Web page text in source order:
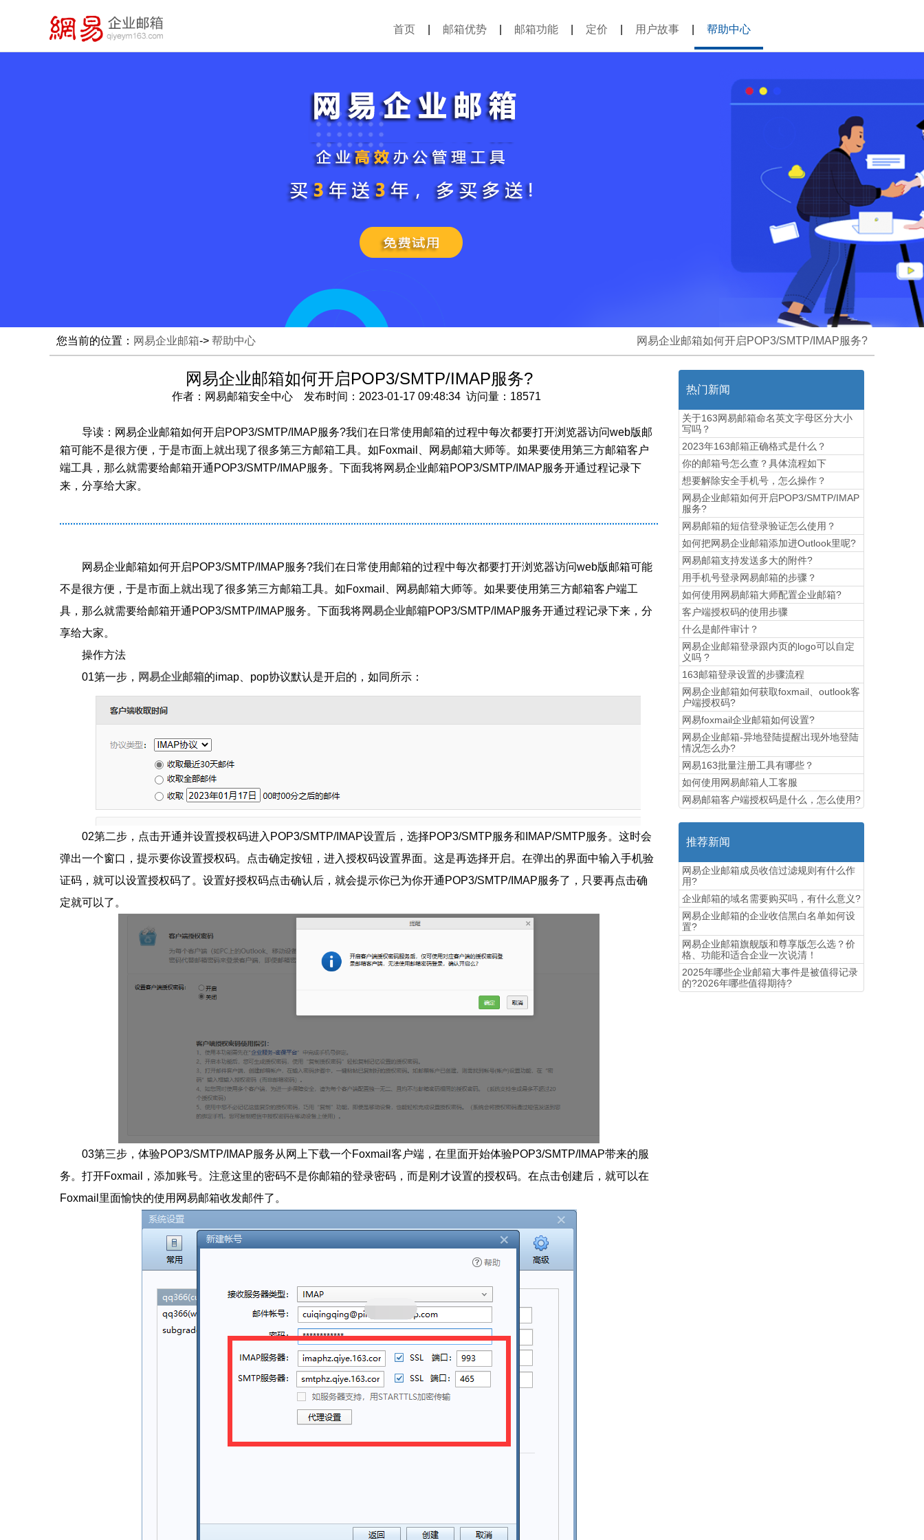
首页 邮箱优势 邮箱功能 定价 用户故事 帮助中心
您当前的位置： 网易企业邮箱-> 帮助中心 网易企业邮箱如何开启POP3/SMTP/IMAP服务?
网易企业邮箱如何开启POP3/SMTP/IMAP服务?
作者：网易邮箱安全中心 发布时间：2023-01-17 09:48:34 访问量：18571
导读：网易企业邮箱如何开启POP3/SMTP/IMAP服务?我们在日常使用邮箱的过程中每次都要打开浏览器访问web版邮
箱可能不是很方便，于是市面上就出现了很多第三方邮箱工具。如Foxmail、网易邮箱大师等。如果要使用第三方邮箱客户
端工具，那么就需要给邮箱开通POP3/SMTP/IMAP服务。下面我将网易企业邮箱POP3/SMTP/IMAP服务开通过程记录下
来，分享给大家。
网易企业邮箱如何开启POP3/SMTP/IMAP服务?我们在日常使用邮箱的过程中每次都要打开浏览器访问web版邮箱可能
不是很方便，于是市面上就出现了很多第三方邮箱工具。如Foxmail、网易邮箱大师等。如果要使用第三方邮箱客户端工
具，那么就需要给邮箱开通POP3/SMTP/IMAP服务。下面我将网易企业邮箱POP3/SMTP/IMAP服务开通过程记录下来，分
享给大家。
操作方法
01第一步， 网易企业邮箱的imap、pop协议默认是开启的，如同所示：
02第二步，点击开通并设置授权码进入POP3/SMTP/IMAP设置后，选择POP3/SMTP服务和IMAP/SMTP服务。这时会
弹出一个窗口，提示要你设置授权码。点击确定按钮，进入授权码设置界面。这是再选择开启。在弹出的界面中输入手机验
证码，就可以设置授权码了。设置好授权码点击确认后，就会提示你已为你开通POP3/SMTP/IMAP服务了，只要再点击确
定就可以了。
03第三步，体验POP3/SMTP/IMAP服务从网上下载一个Foxmail客户端，在里面开始体验POP3/SMTP/IMAP带来的服
务。打开Foxmail，添加账号。注意这里的密码不是你邮箱的登录密码，而是刚才设置的授权码。在点击创建后，就可以在
Foxmail里面愉快的使用网易邮箱收发邮件了。
热门新闻
关于163网易邮箱命名英文字母区分大小
写吗？
2023年163邮箱正确格式是什么？
你的邮箱号怎么查？具体流程如下
想要解除安全手机号，怎么操作？
网易企业邮箱如何开启POP3/SMTP/IMAP
服务?
网易邮箱的短信登录验证怎么使用？
如何把网易企业邮箱添加进Outlook里呢?
网易邮箱支持发送多大的附件?
用手机号登录网易邮箱的步骤？
如何使用网易邮箱大师配置企业邮箱?
​客户端授权码的使用步骤
什么是邮件审计？
网易企业邮箱登录跟内页的logo可以自定
义吗 ?
163邮箱登录设置的步骤流程
网易企业邮箱如何获取foxmail、outlook客
户端授权码?
网易foxmail企业邮箱如何设置?
网易企业邮箱-异地登陆提醒出现外地登陆
情况怎么办?
网易163批量注册工具有哪些？
如何使用网易邮箱人工客服
网易邮箱客户端授权码是什么，怎么使用?
推荐新闻
网易企业邮箱成员收信过滤规则有什么作
用?
企业邮箱的域名需要购买吗，有什么意义?
网易企业邮箱的企业收信黑白名单如何设
置?
​网易企业邮箱旗舰版和尊享版怎么选？价
格、功能和适合企业一次说清！
2025年哪些企业邮箱大事件是被值得记录
的?2026年哪些值得期待?